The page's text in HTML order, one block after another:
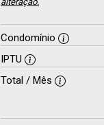
Condomínio
IPTU
Total / Mês